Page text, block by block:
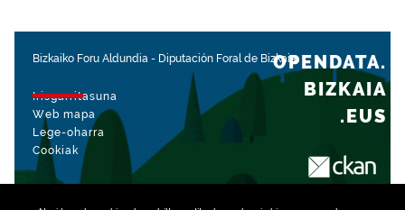
Bizkaiko Foru Aldundia - Diputación Foral de Bizkaia
Irisgarritasuna
Web mapa
Lege-oharra
Cookiak
OPENDATA.
BIZKAIA
.EUS